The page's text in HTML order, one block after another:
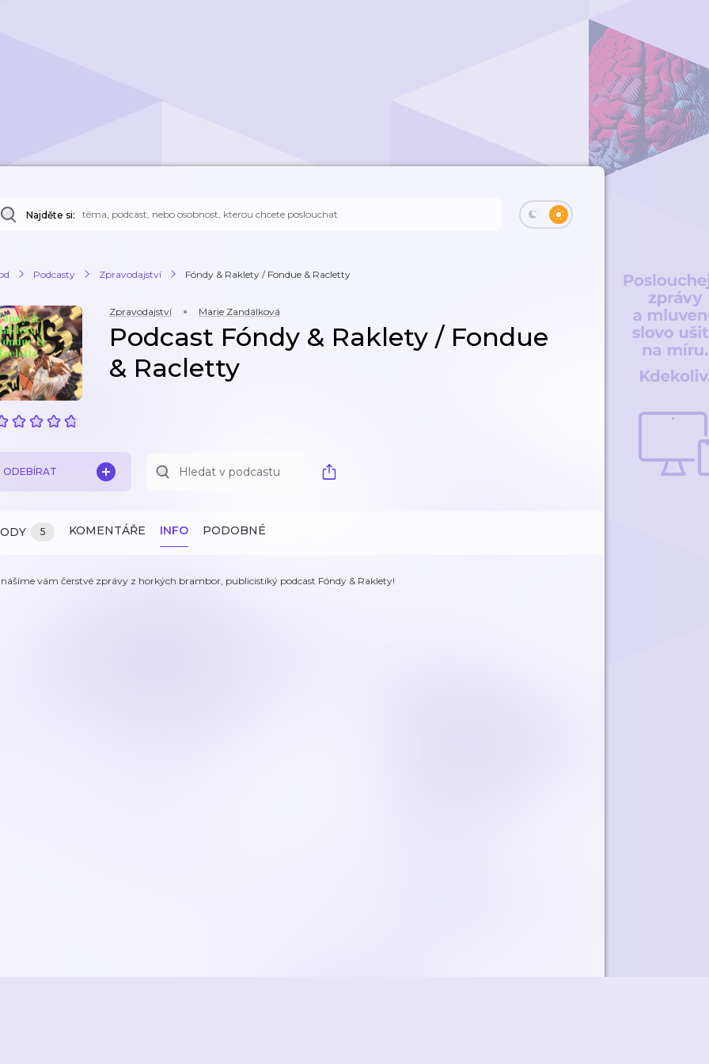
Najděte si:
Podcasty Zpravodajství Fóndy & Raklety / Fondue & Racletty
Zpravodajství Marie Zandálková
Podcast Fóndy & Raklety / Fondue
& Racletty
ODEBÍRAT
5 KOMENTÁŘE INFO PODOBNÉ
vám čerstvé zprávy z horkých brambor, publicistiký podcast Fóndy & Raklety!